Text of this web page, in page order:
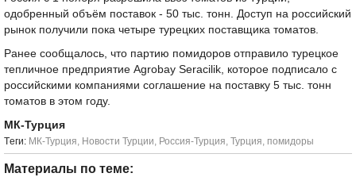
одобренный объём поставок - 50 тыс. тонн. Доступ на российский
рынок получили пока четыре турецких поставщика томатов.
Ранее сообщалось, что партию помидоров отправило турецкое
тепличное предприятие Agrobay Seracilik, которое подписало с
российскими компаниями соглашение на поставку 5 тыс. тонн
томатов в этом году.
МК-Турция
Tеги: МК-Турция, Новости Турции, Россия-Турция, Турция, помидоры
Материалы по теме: